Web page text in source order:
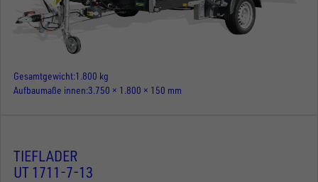
Gesamtgewicht 1.800 kg
Aufbaumaße innen 3.750 × 1.800 × 150 mm
TIEFLADER
UT 1711-7-13